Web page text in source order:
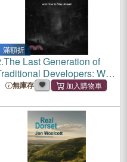
滿額折
The Last Generation of
Developers: Why
AI Is Breaking the Career
無庫存